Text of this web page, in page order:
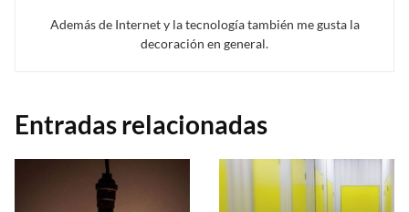
Además de Internet y la tecnología también me gusta la
decoración en general.
Entradas relacionadas